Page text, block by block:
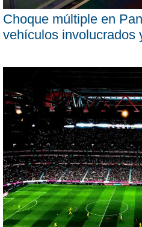
Choque múltiple en
vehículos involucrados